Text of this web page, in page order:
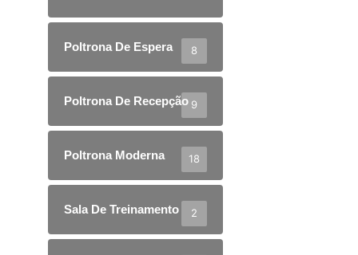
Poltrona De Espera 8
Poltrona De Recepção 9
Poltrona Moderna 18
Sala De Treinamento 2